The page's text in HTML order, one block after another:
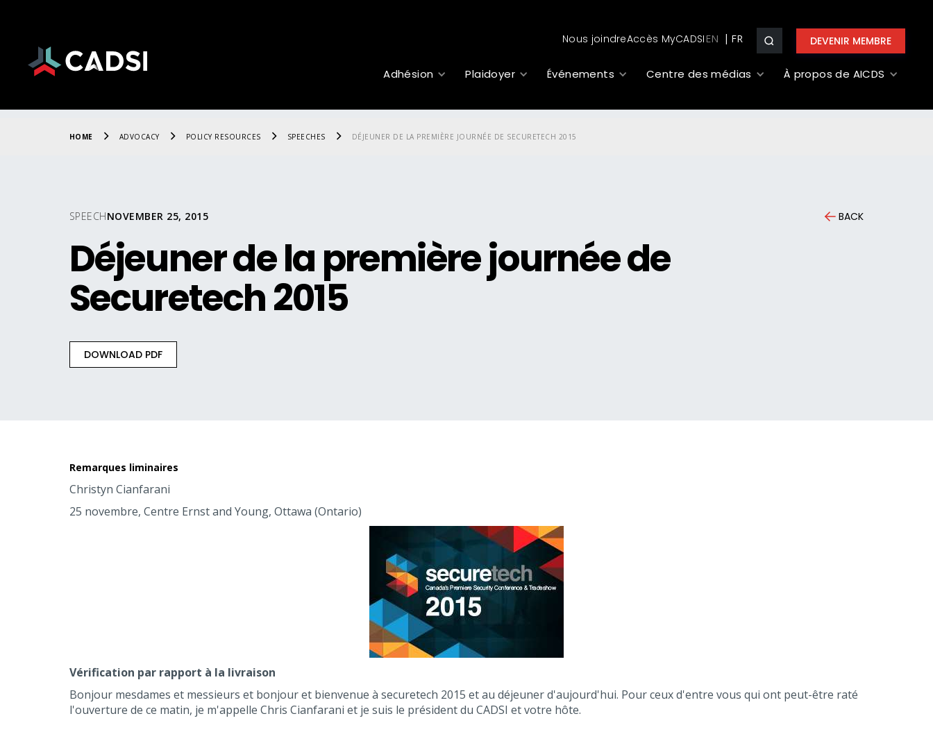
Nous joindreAccès MyCADSI EN DEVENIR MEMBRE
Adhésion Plaidoyer Événements Centre des médias À propos de AICDS
HOME ADVOCACY POLICY RESOURCES SPEECHES DÉJEUNER DE LA PREMIÈRE JOURNÉE DE SECURETECH 2015
SPEECHNOVEMBER 25, 2015 BACK
Déjeuner de la première journée de
Securetech 2015
DOWNLOAD PDF
Remarques liminaires
Christyn Cianfarani
25 novembre, Centre Ernst and Young, Ottawa (Ontario)
Vérification par rapport à la livraison
Bonjour mesdames et messieurs et bonjour et bienvenue à securetech 2015 et au déjeuner d'aujourd'hui. Pour ceux d'entre vous qui ont peut-être raté
l'ouverture de ce matin, je m'appelle Chris Cianfarani et je suis le président du CADSI et votre hôte.